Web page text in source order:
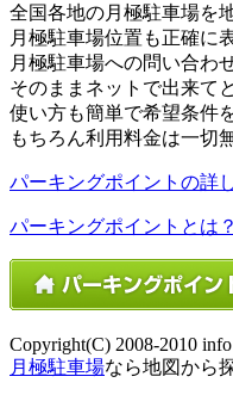
全国各地の月極駐車場を
月極駐車場位置も正確に
月極駐車場への問い合わ
そのままネットで出来て
使い方も簡単で希望条件
もちろん利用料金は一切
パーキングポイントの詳
パーキングポイントとは？
Copyright(C) 2008-2010
月極駐車場なら地図から